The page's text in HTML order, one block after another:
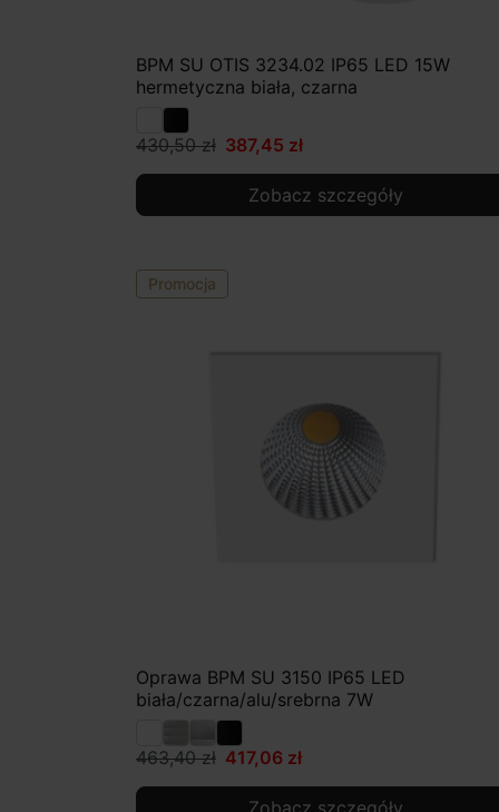
BPM SU OTIS 3234.02 IP65 LED 15W
hermetyczna biała, czarna
430,50 zł 387,45 zł
Zobacz szczegóły
Promocja
Oprawa BPM SU 3150 IP65 LED
biała/czarna/alu/srebrna 7W
463,40 zł 417,06 zł